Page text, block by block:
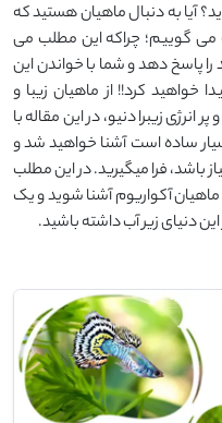
آیا به دنبال ماهیان هستید که
می گوییم؛ چراکه این مطلب می
پاسخ دهد و شما با خواندن این
خواهید کرد!! از ماهیان زیبا و
زیبرا دنیو، در این مقاله با
ساده است آشنا خواهید شد و
باشد، فرا میگیرید. در این مطلب
ماهیان آکواریوم آشنا شوید و یک
دنیای زیر آب داشته باشید.